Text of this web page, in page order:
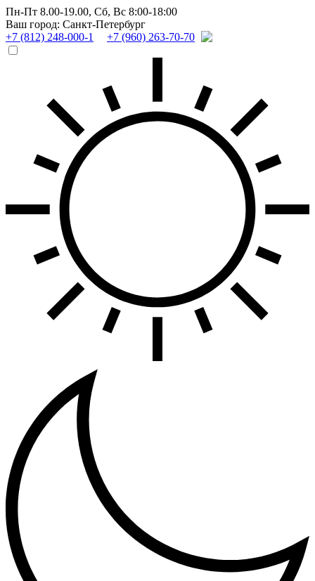
Пн-Пт 8.00-19.00, Сб, Вс 8:00-18:00
Ваш город: Санкт-Петербург
+7 (812) 248-000-1
+7 (960) 263-70-70